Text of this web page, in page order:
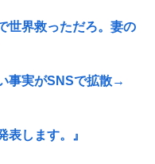
世界救っただろ。妻の
事実がSNSで拡散→
します。』